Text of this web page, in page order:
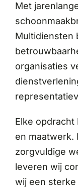
Met
Multidiensten
organisaties
Elke
en maatwerk.
zorgvuldige
leveren wij
wij een